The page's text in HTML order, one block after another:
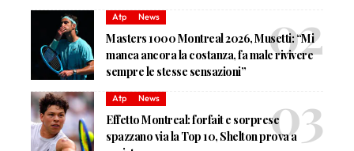
Atp News
Masters 1000 Montreal 2026, Musetti: “Mi
manca ancora la costanza, fa male rivivere
sempre le stesse sensazioni”
Atp News
Effetto Montreal: forfait e sorprese
spazzano via la Top 10, Shelton prova a